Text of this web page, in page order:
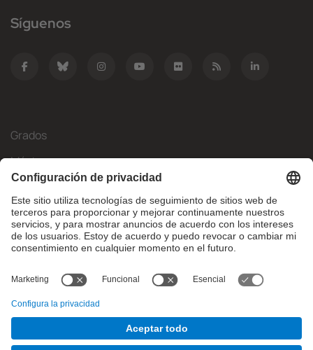
Síguenos
Grados
Másteres
Movilidad Internacional
Investigación
Empresa
¿Qué necesitas?
© Facultat d'Informàtica de Barcelona - Universitat Politècnica